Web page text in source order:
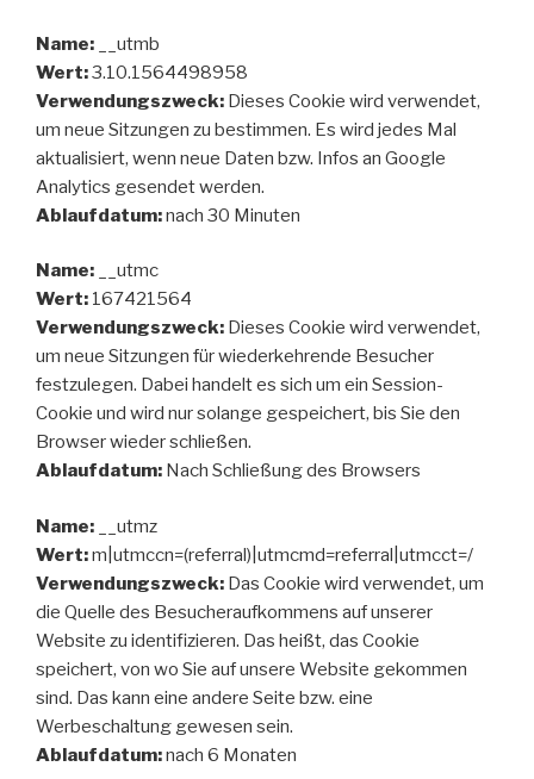
Name: __utmb
Wert:3.10.1564498958
Verwendungszweck: Dieses Cookie wird verwendet,
um neue Sitzungen zu bestimmen. Es wird jedes Mal
aktualisiert, wenn neue Daten bzw. Infos an Google
Analytics gesendet werden.
Ablaufdatum:nach 30 Minuten
Name: __utmc
Wert: 167421564
Verwendungszweck: Dieses Cookie wird verwendet,
um neue Sitzungen für wiederkehrende Besucher
festzulegen. Dabei handelt es sich um ein Session-
Cookie und wird nur solange gespeichert, bis Sie den
Browser wieder schließen.
Ablaufdatum: Nach Schließung des Browsers
Name: __utmz
Wert:m|utmccn=(referral)|utmcmd=referral|utmcct=/
Verwendungszweck: Das Cookie wird verwendet, um
die Quelle des Besucheraufkommens auf unserer
Website zu identifizieren. Das heißt, das Cookie
speichert, von wo Sie auf unsere Website gekommen
sind. Das kann eine andere Seite bzw. eine
Werbeschaltung gewesen sein.
Ablaufdatum:nach 6 Monaten